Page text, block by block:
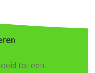
tot een